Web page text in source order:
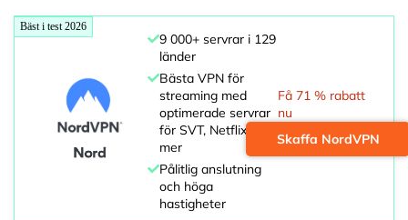
Bäst i test 2026
9 000+ servrar i 129
länder
Bästa VPN för
streaming med
optimerade servrar
för SVT, Netflix och
mer
Pålitlig anslutning
och höga
hastigheter
Få 71 % rabatt
nu
Skaffa NordVPN